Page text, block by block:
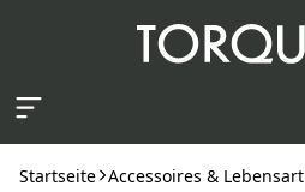
Startseite Accessoires & Lebensart